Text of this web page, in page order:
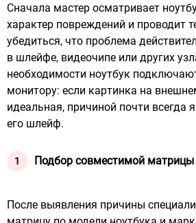
Сначала мастер осматривает
характер повреждений и проводит
убедиться, что проблема
в шлейфе, видеочипе или других
необходимости ноутбук
монитору: если картинка на
идеальная, причиной почти всегда
его шлейф.
Подбор совместимой матрицы
После выявления причины